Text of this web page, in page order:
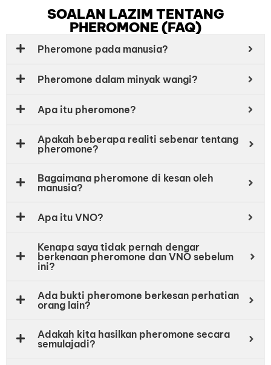
SOALAN LAZIM TENTANG
PHEROMONE (FAQ)
Pheromone pada manusia?
Pheromone dalam minyak wangi?
Apa itu pheromone?
Apakah beberapa realiti sebenar tentang
pheromone?
Bagaimana pheromone di kesan oleh
manusia?
Apa itu VNO?
Kenapa saya tidak pernah dengar
berkenaan pheromone dan VNO sebelum
ini?
Ada bukti pheromone berkesan perhatian
orang lain?
Adakah kita hasilkan pheromone secara
semulajadi?